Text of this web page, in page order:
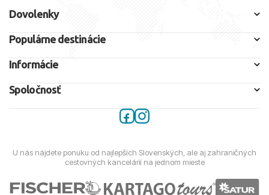
Dovolenky
Populárne destinácie
Informácie
Spoločnosť
U nás nájdete ponuku od najlepších Slovenských, ale aj zahraničných
cestovných kancelárií na jednom mieste